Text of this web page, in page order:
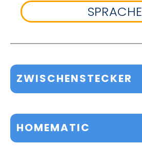
SPRACHE
ZWISCHENSTECKER
HOMEMATIC